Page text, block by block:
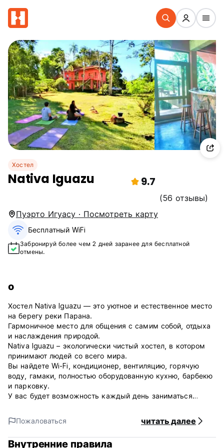
Хостел
Nativa Iguazu 9.7
(56 отзывы)
Пуэрто Игуасу · Посмотреть карту
Бесплатный WiFi
Забронируй более чем 2 дней заранее для бесплатной
отмены.
о
Хостел Nativa Iguazu — это уютное и естественное место
на берегу реки Парана.
Гармоничное место для общения с самим собой, отдыха
и наслаждения природой.
Nativa Iguazu – экологически чистый хостел, в котором
принимают людей со всего мира.
Вы найдете Wi-Fi, кондиционер, вентиляцию, горячую
воду, гамаки, полностью оборудованную кухню, барбекю
и парковку.
У вас будет возможность каждый день заниматься
музыкой, танцами, танго, фолком, костром, капоэйрой,
барабанами, медитацией, групповой работой, групповой
готовкой, садоводством и биостроительством.
Мы верим с пробуждением нашего сознания. Мы
Пожаловаться читать далее
Внутренние правила